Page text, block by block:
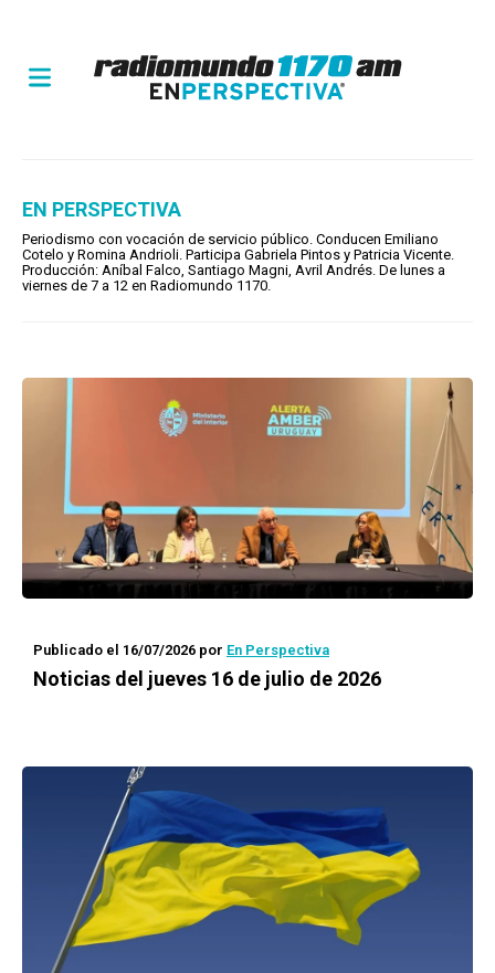
EN PERSPECTIVA
Periodismo con vocación de servicio público. Conducen Emiliano
Cotelo y Romina Andrioli. Participa Gabriela Pintos y Patricia Vicente.
Producción: Aníbal Falco, Santiago Magni, Avril Andrés. De lunes a
viernes de 7 a 12 en Radiomundo 1170.
Publicado el 16/07/2026 por En Perspectiva
Noticias del jueves 16 de julio de 2026